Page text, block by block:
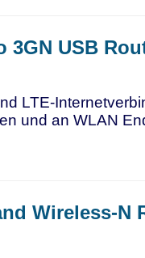
3GN USB
LTE-
und an WLAN
Wireless-N